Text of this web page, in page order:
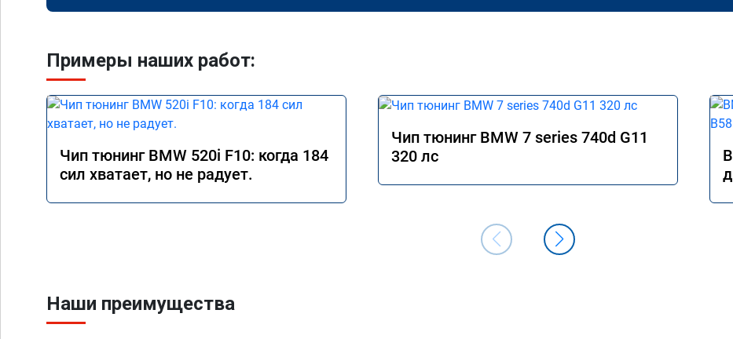
Примеры наших работ:
Чип тюнинг BMW 520i F10: когда 184
сил хватает, но не радует.
Чип тюнинг BMW 7 series 740d G11
320 лс
Наши преимущества